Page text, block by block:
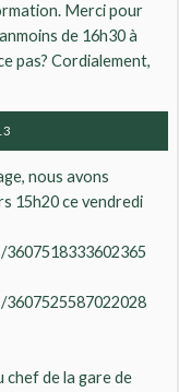
Merci pour
de 16h30 à
pas? Cordialement,
nous avons
15h20 ce vendredi
chef de la gare de